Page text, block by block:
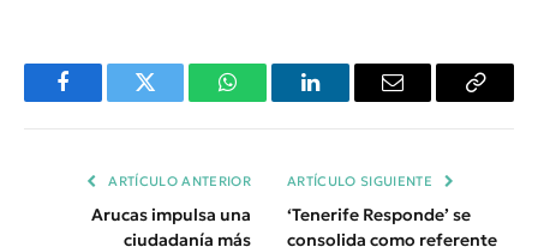
FacebookTwitter WhatsAppLinkedInEmail
Copiar
ARTÍCULO ANTERIOR
Arucas impulsa una
ciudadanía más
ARTÍCULO SIGUIENTE
‘Tenerife Responde’ se
consolida como referente